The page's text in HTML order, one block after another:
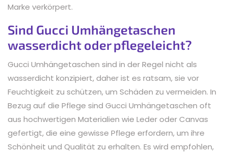
Marke verkörpert.
Sind Gucci Umhängetaschen
wasserdicht oder pflegeleicht?
Gucci Umhängetaschen sind in der Regel nicht als
wasserdicht konzipiert, daher ist es ratsam, sie vor
Feuchtigkeit zu schützen, um Schäden zu vermeiden. In
Bezug auf die Pflege sind Gucci Umhängetaschen oft
aus hochwertigen Materialien wie Leder oder Canvas
gefertigt, die eine gewisse Pflege erfordern, um ihre
Schönheit und Qualität zu erhalten. Es wird empfohlen,